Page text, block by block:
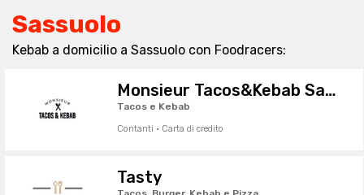
Sassuolo
Kebab a domicilio a Sassuolo con Foodracers:
Monsieur Tacos&Kebab Sassuolo
Tacos e Kebab
Contanti · Carta di credito
Tasty